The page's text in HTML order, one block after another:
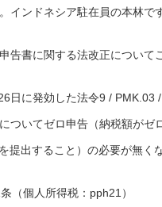
インドネシア駐在員の本林で
告書に関する法改正について
日に発効した法令9 / PMK.03 /
ついてゼロ申告（納税額がゼ
提出すること）の必要が無く
（個人所得税：pph21）